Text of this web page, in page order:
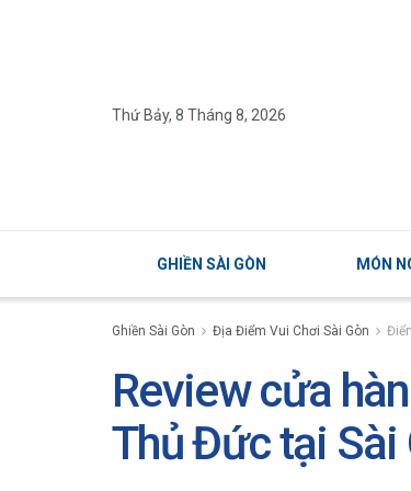
Thứ Bảy, 8 Tháng 8, 2026
GHIỀN SÀI GÒN MÓN
Ghiền Sài Gòn Địa Điểm Vui Chơi Sài Gòn
Review cửa
Thủ Đức tại Sài